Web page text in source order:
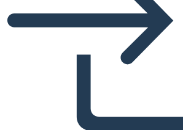
Kopirajte ovaj Storyboard